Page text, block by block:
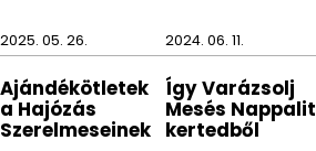
2025. 05. 26.
Ajándékötletek
a Hajózás
Szerelmeseinek
2024. 06. 11.
Így Varázsolj
Mesés Nappalit
kertedből